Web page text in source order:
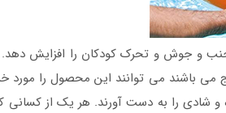
و جوش و تحرک کودکان را افزایش دهد.
باشند می توانند این محصول را مورد
و شادی را به دست آورند. هر یک از کسانی